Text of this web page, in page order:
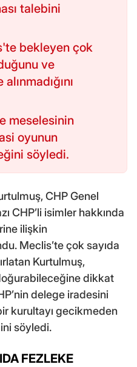
talebini
bekleyen çok
ve
meselesinin
oyunun
söyledi.
CHP Genel
CHP’li isimler hakkında
ilişkin
Meclis’te çok sayıda
Kurtulmuş,
dikkat
delege iradesini
kurultayı gecikmeden
söyledi.
FEZLEKE